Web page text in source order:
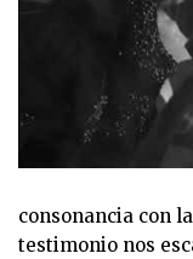
consonancia con
testimonio nos